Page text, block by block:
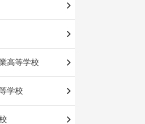
高等学校
学校